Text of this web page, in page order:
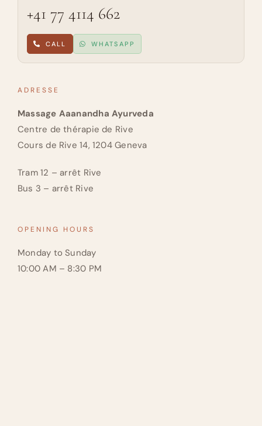
+41 77 4114 662
CALL WHATSAPP
ADRESSE
Massage Aaanandha Ayurveda
Centre de thérapie de Rive
Cours de Rive 14, 1204 Geneva
Tram 12 – arrêt Rive
Bus 3 – arrêt Rive
OPENING HOURS
Monday to Sunday
10:00 AM – 8:30 PM